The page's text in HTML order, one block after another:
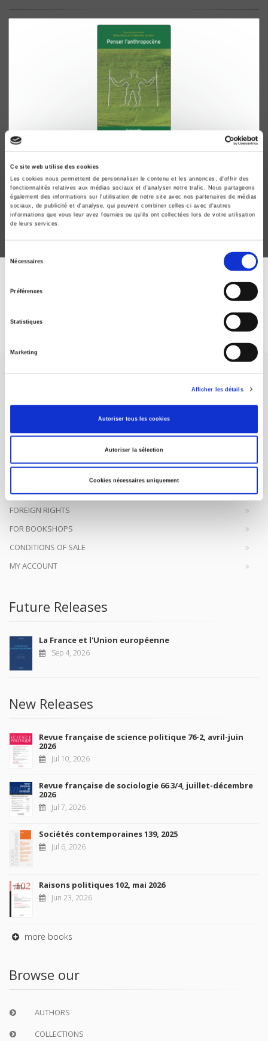
Ce site web utilise des cookies
Les cookies nous permettent de personnaliser le contenu et les annonces, d'offrir des
fonctionnalités relatives aux médias sociaux et d'analyser notre trafic. Nous partageons
également des informations sur l'utilisation de notre site avec nos partenaires de médias
sociaux, de publicité et d'analyse, qui peuvent combiner celles-ci avec d'autres
informations que vous leur avez fournies ou qu'ils ont collectées lors de votre utilisation
de leurs services.
Nécessaires
Préférences
Statistiques
Marketing
Afficher les détails
Autoriser tous les cookies
Autoriser la sélection
Cookies nécessaires uniquement
Penser l'Anthropocène
Rémi Beau, Catherine Larrère
Philippe Descola
original research, to edit reference works for student use, and to
help public and political debate.continue
CONTACTS
FOREIGN RIGHTS
FOR BOOKSHOPS
CONDITIONS OF SALE
MY ACCOUNT
Future Releases
La France et l'Union européenne
Sep 4, 2026
New Releases
Revue française de science politique 76-2, avril-juin
2026
Jul 10, 2026
Revue française de sociologie 66 3/4, juillet-décembre
2026
Jul 7, 2026
Sociétés contemporaines 139, 2025
Jul 6, 2026
Raisons politiques 102, mai 2026
Jun 23, 2026
more books
Browse our
AUTHORS
COLLECTIONS